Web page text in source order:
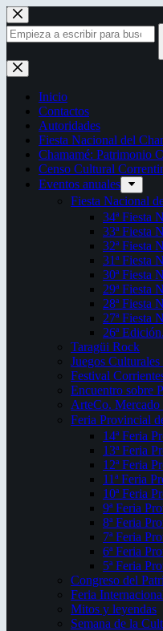
Saltar
al
contenido
Sin
resultados
Inicio
Contactos
Autoridades
Fiesta Nacional del
Chamamé: Patrimonio
Censo Cultural
Eventos anuales
Fiesta Nacional
34ª Fiesta
33ª Fiesta
32ª Fiesta
31ª Fiesta
30ª Fiesta
29ª Fiesta
28ª Fiesta
27ª Fiesta
26ª
Taragüi Rock
Juegos
Festival
Encuentro sobre
ArteCo. Mercado
Feria Provincial
14ª Feria
13ª Feria
12ª Feria
11ª Feria
10ª Feria
9ª Feria
8ª Feria
7ª Feria
6ª Feria
5ª Feria
Congreso del
Feria
Mitos y leyendas
Semana de la